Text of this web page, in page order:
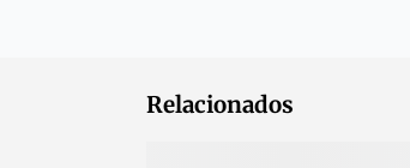
Relacionados